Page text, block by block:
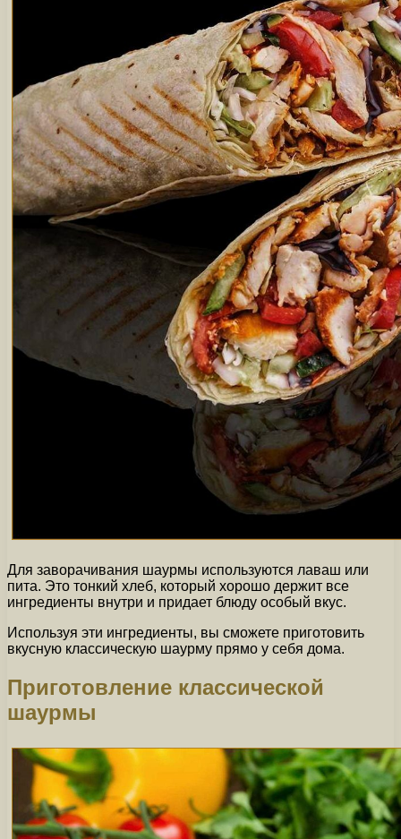
Для заворачивания шаурмы используются лаваш или
пита. Это тонкий хлеб, который хорошо держит все
ингредиенты внутри и придает блюду особый вкус.
Используя эти ингредиенты, вы сможете приготовить
вкусную классическую шаурму прямо у себя дома.
Приготовление классической
шаурмы